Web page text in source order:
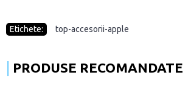
Etichete: top-accesorii-apple
PRODUSE RECOMANDATE